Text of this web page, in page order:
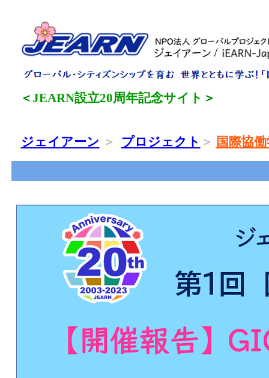
＜ JEARN設立20周年記念サイト ＞
ジェイアーン ＞ プロジェクト ＞ 国際協